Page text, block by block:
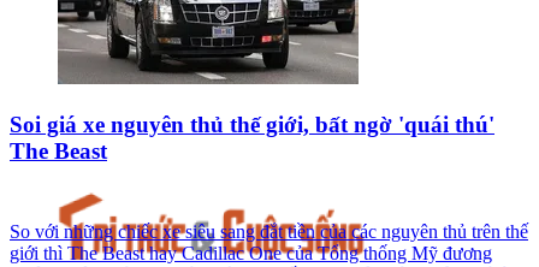
Soi giá xe nguyên thủ thế giới, bất ngờ 'quái thú'
The Beast
So với những chiếc xe siêu sang đắt tiền của các nguyên thủ trên thế
giới thì The Beast hay Cadillac One của Tổng thống Mỹ đương